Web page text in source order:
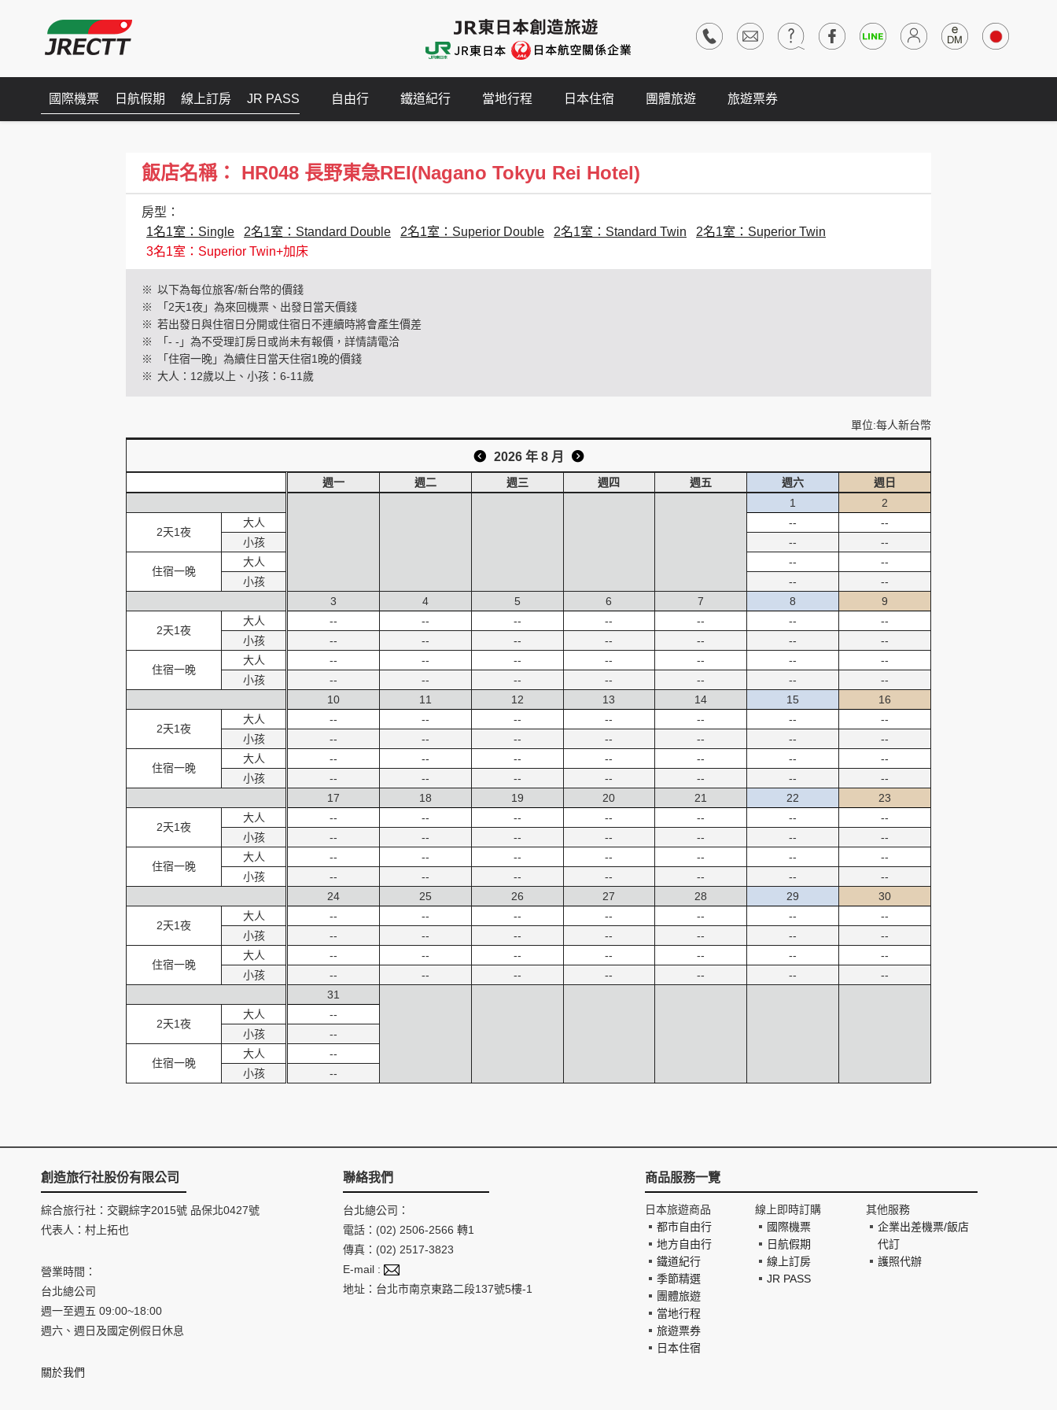
國際機票 日航假期 線上訂房 JR PASS 自由行 鐵道紀行 當地行程 日本住宿 團體旅遊 旅遊票券
飯店名稱： HR048 長野東急REI(Nagano Tokyu Rei Hotel)
房型：
1名1室：Single
2名1室：Standard Double 2名1室：Superior Double 2名1室：Standard Twin
2名1室：Superior Twin
3名1室：Superior Twin+加床
※ 以下為每位旅客/新台幣的價錢
※
「2天1夜」為來回機票、出發日當天價錢
※ 若出發日與住宿日分開或住宿日不連續時將會產生價差
※
「- -」為不受理訂房日或尚未有報價，詳情請電洽
※
「住宿一晚」為續住日當天住宿1晚的價錢
※ 大人：12歲以上、小孩：6-11歲
單位:每人新台幣
2026 年 8 月
2天1夜
大人
小孩
住宿一晚
大人
小孩
2天1夜
大人
小孩
住宿一晚
大人
小孩
2天1夜
大人
小孩
住宿一晚
大人
小孩
2天1夜
大人
小孩
住宿一晚
大人
小孩
2天1夜
大人
小孩
住宿一晚
大人
小孩
2天1夜
大人
小孩
住宿一晚
大人
小孩
週一 週二 週三 週四 週五 週六
週日
1
--
--
--
--
2
--
--
--
--
3
--
--
--
--
4
--
--
--
--
5
--
--
--
--
6
--
--
--
--
7
--
--
--
--
8
--
--
--
--
9
--
--
--
--
10
--
--
--
--
11
--
--
--
--
12
--
--
--
--
13
--
--
--
--
14
--
--
--
--
15
--
--
--
--
16
--
--
--
--
17
--
--
--
--
18
--
--
--
--
19
--
--
--
--
20
--
--
--
--
21
--
--
--
--
22
--
--
--
--
23
--
--
--
--
24
--
--
--
--
25
--
--
--
--
26
--
--
--
--
27
--
--
--
--
28
--
--
--
--
29
--
--
--
--
30
--
--
--
--
31
--
--
--
--
創造旅行社股份有限公司
綜合旅行社：交觀綜字2015號 品保北0427號
代表人：村上拓也
營業時間：
台北總公司
週一至週五 09:00~18:00
週六、週日及國定例假日休息
關於我們
聯絡我們
台北總公司：
電話：(02) 2506-2566 轉1
傳真：(02) 2517-3823
E-mail :
地址：台北市南京東路二段137號5樓-1
商品服務一覽
日本旅遊商品
都市自由行
地方自由行
鐵道紀行
季節精選
團體旅遊
當地行程
旅遊票券
日本住宿
線上即時訂購
國際機票
日航假期
線上訂房
JR PASS
其他服務
企業出差機票/飯店
代訂
護照代辦